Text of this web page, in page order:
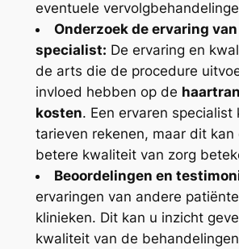
eventuele
Onderzoek de ervaring
specialist: De ervaring en
de arts die de procedure
invloed hebben op de
kosten. Een ervaren specialist
tarieven rekenen, maar dit kan
betere kwaliteit van zorg
Beoordelingen en
ervaringen van andere
klinieken. Dit kan u inzicht
kwaliteit van de